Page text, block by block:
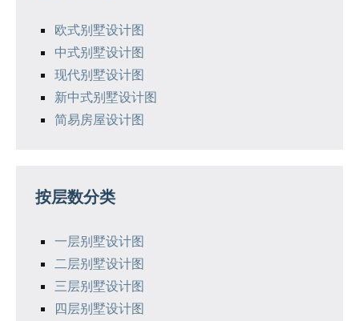
欧式别墅设计图
中式别墅设计图
现代别墅设计图
新中式别墅设计图
简易房屋设计图
按层数分类
一层别墅设计图
二层别墅设计图
三层别墅设计图
四层别墅设计图